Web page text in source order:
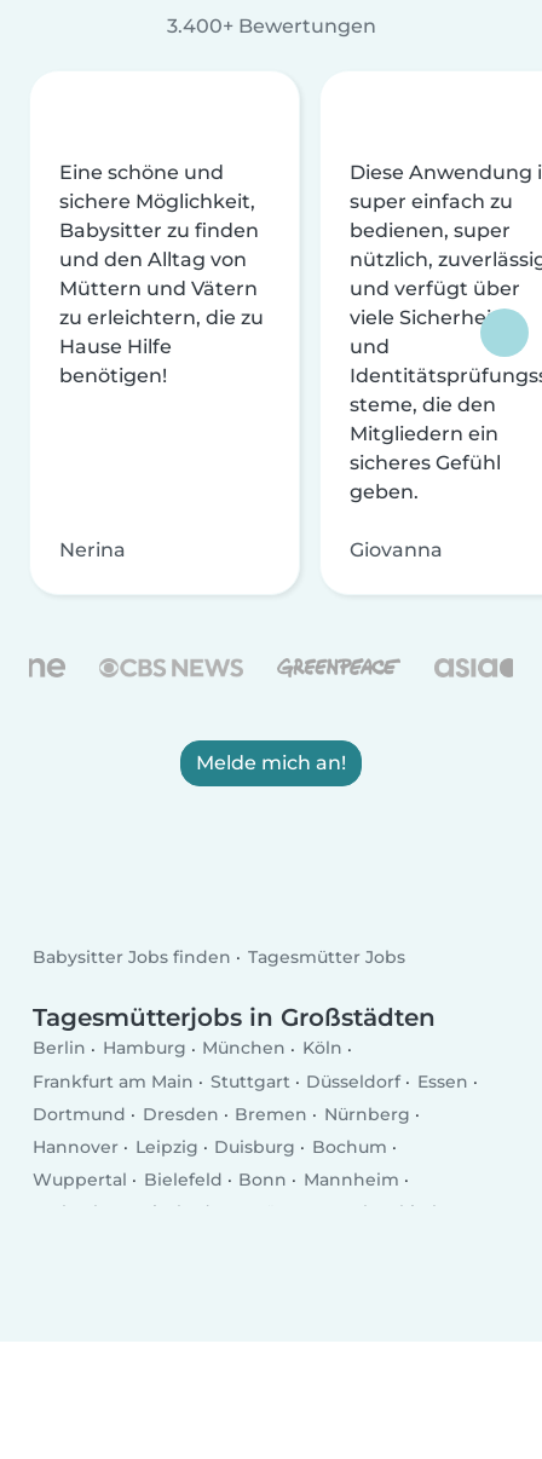
3.400+ Bewertungen
Eine schöne und
sichere Möglichkeit,
Babysitter zu finden
und den Alltag von
Müttern und Vätern
zu erleichtern, die zu
Hause Hilfe
benötigen!
Nerina
Diese Anwendung
super einfach zu
bedienen, super
nützlich,
und verfügt über
viele Sicherheits-
und
steme, die den
Mitgliedern ein
sicheres Gefühl
geben.
Giovanna
Melde mich an!
Babysitter Jobs finden Tagesmütter Jobs
Tagesmütterjobs in Großstädten
Berlin Hamburg München
Köln
Frankfurt am Main
Stuttgart Düsseldorf
Essen
Dortmund
Dresden Bremen
Nürnberg
Hannover
Leipzig Duisburg
Bochum
Wuppertal
Bielefeld Bonn
Mannheim
Karlsruhe
Wiesbaden
Gelsenkirchen